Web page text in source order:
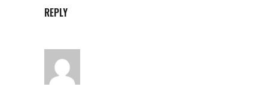
REPLY